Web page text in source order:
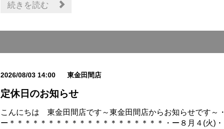
続きを読む
2026/08/03 14:00 東金田間店
定休日のお知らせ
こんにちは 東金田間店です～東金田間店からお知らせです～・
ー＊＊＊＊＊＊＊＊＊＊＊＊＊＊＊＊＊＊＊＊・ー８月４(火)・